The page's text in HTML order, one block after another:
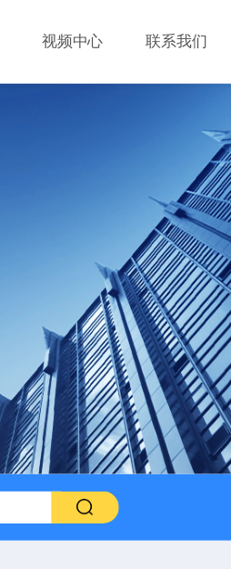
视频中心 联系我们